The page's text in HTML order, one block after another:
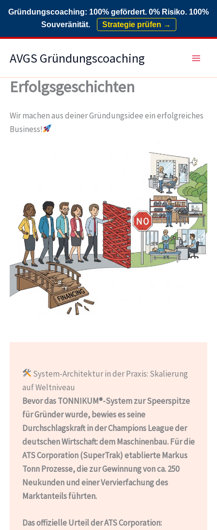
Gründungscoaching: 100% gefördert. 0% Risiko. 100%
Souveränität.
Strategie prüfen →
InhaltAVGS Gründungscoaching
Erfolgsgeschichten
Wir machen aus deiner Gründungsidee ein erfolgreiches
Business!
System-Architektur in der Praxis: Skalierung
auf Weltniveau
Bevor das TONNIKUM®-System zur Speerspitze
für Gründer wurde, bewies es seine
Durchschlagskraft in der Champions League der
deutschen Wirtschaft: dem Maschinenbau. Für die
ATS Corporation (SuperTrak) etablierte Markus
Tonn Prozesse, die zur Gewinnung von ca. 250
Neukunden und einer Vervierfachung des
Marktanteils führten.
Das offizielle Urteil der ATS Corporation: